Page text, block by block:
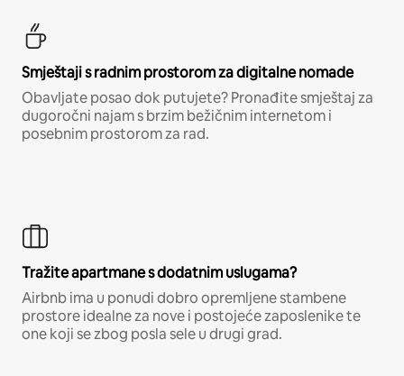
Smještaji s radnim prostorom za digitalne nomade
Obavljate posao dok putujete? Pronađite smještaj za
dugoročni najam s brzim bežičnim internetom i
posebnim prostorom za rad.
Tražite apartmane s dodatnim uslugama?
Airbnb ima u ponudi dobro opremljene stambene
prostore idealne za nove i postojeće zaposlenike te
one koji se zbog posla sele u drugi grad.